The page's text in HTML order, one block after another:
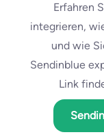
Erfahren
integrieren,
und wie
Sendinblue
Link